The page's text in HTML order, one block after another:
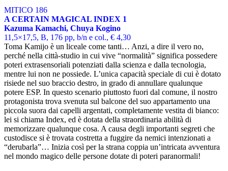
MITICO 186
A CERTAIN MAGICAL INDEX 1
Kazuma Kamachi, Chuya Kogino
11,5×17,5, B, 176 pp, b/n e col., € 4,30
Toma Kamijo è un liceale come tanti… Anzi, a dire il vero no,
perché nella città-studio in cui vive “normalità” significa possedere
poteri extrasensoriali potenziati dalla scienza e dalla tecnologia,
mentre lui non ne possiede. L’unica capacità speciale di cui è dotato
risiede nel suo braccio destro, in grado di annullare qualunque
potere ESP. In questo scenario piuttosto fuori dal comune, il nostro
protagonista trova svenuta sul balcone del suo appartamento una
piccola suora dai capelli argentati, completamente vestita di bianco:
lei si chiama Index, ed è dotata della straordinaria abilità di
memorizzare qualunque cosa. A causa degli importanti segreti che
custodisce si è trovata costretta a fuggire da nemici intenzionati a
“derubarla”… Inizia così per la strana coppia un’intricata avventura
nel mondo magico delle persone dotate di poteri paranormali!